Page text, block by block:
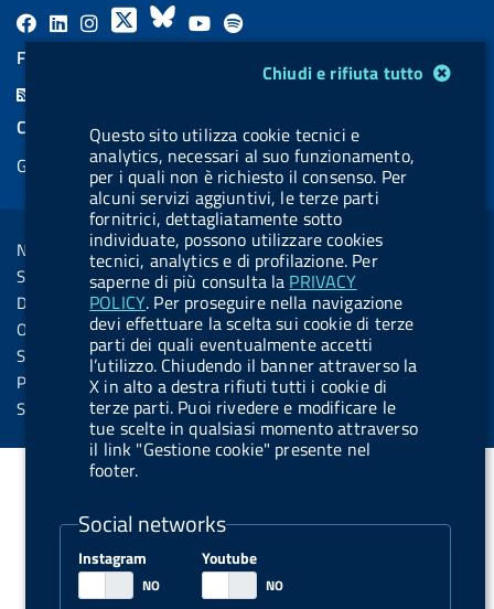
Chiudi e rifiuta tutto
Questo sito utilizza cookie tecnici e
analytics, necessari al suo funzionamento,
per i quali non è richiesto il consenso. Per
alcuni servizi aggiuntivi, le terze parti
fornitrici, dettagliatamente sotto
individuate, possono utilizzare cookies
tecnici, analytics e di profilazione. Per
saperne di più consulta la PRIVACY
POLICY. Per proseguire nella navigazione
devi effettuare la scelta sui cookie di terze
parti dei quali eventualmente accetti
l’utilizzo. Chiudendo il banner attraverso la
X in alto a destra rifiuti tutti i cookie di
terze parti. Puoi rivedere e modificare le
tue scelte in qualsiasi momento attraverso
il link "Gestione cookie" presente nel
footer.
Social networks
Instagram Youtube
F
a
L
i
a
l
.
b
u
t
t
o
n
.
i
n
s
a
g
X
B
l
s
k
y
Y
o
u
b
e
l
a
l
.
b
u
t
t
o
n
.
s
p
i
f
FEED RSS
COOKIES
Gestione cookie
Sezione Link Utili
Note legali
Social Media Policy
Dichiarazione di accessibilità
Obiettivi di accessibilità
Statistiche sito
Privacy
Servizi Online